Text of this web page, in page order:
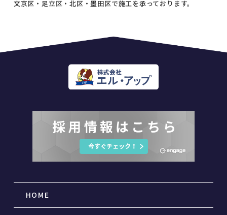
文京区・足立区・北区・墨田区で施工を承っております。
HOME